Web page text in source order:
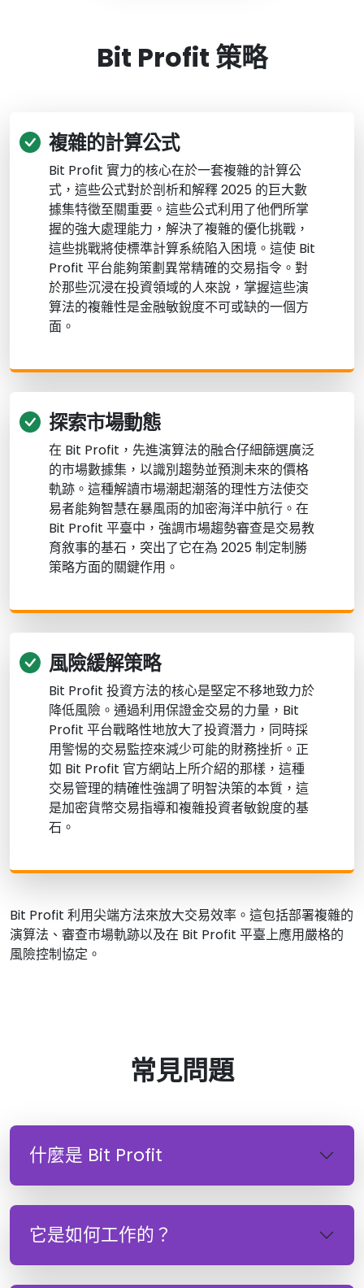
Bit Profit 策略
複雜的計算公式
Bit Profit 實力的核心在於一套複雜的計算公
式，這些公式對於剖析和解釋 2025 的巨大數
據集特徵至關重要。這些公式利用了他們所掌
握的強大處理能力，解決了複雜的優化挑戰，
這些挑戰將使標準計算系統陷入困境。這使 Bit
Profit 平台能夠策劃異常精確的交易指令。對
於那些沉浸在投資領域的人來說，掌握這些演
算法的複雜性是金融敏銳度不可或缺的一個方
面。
探索市場動態
在 Bit Profit，先進演算法的融合仔細篩選廣泛
的市場數據集，以識別趨勢並預測未來的價格
軌跡。這種解讀市場潮起潮落的理性方法使交
易者能夠智慧在暴風雨的加密海洋中航行。在
Bit Profit 平臺中，強調市場趨勢審查是交易教
育敘事的基石，突出了它在為 2025 制定制勝
策略方面的關鍵作用。
風險緩解策略
Bit Profit 投資方法的核心是堅定不移地致力於
降低風險。通過利用保證金交易的力量，Bit
Profit 平台戰略性地放大了投資潛力，同時採
用警惕的交易監控來減少可能的財務挫折。正
如 Bit Profit 官方網站上所介紹的那樣，這種
交易管理的精確性強調了明智決策的本質，這
是加密貨幣交易指導和複雜投資者敏銳度的基
石。
Bit Profit 利用尖端方法來放大交易效率。這包括部署複雜的
演算法、審查市場軌跡以及在 Bit Profit 平臺上應用嚴格的
風險控制協定。
常見問題
什麼是 Bit Profit
它是如何工作的？